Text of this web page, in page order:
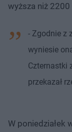
wyższa niż 2200
- Zgodnie z
wyniesie
Czternastki
przekazał
W poniedziałek